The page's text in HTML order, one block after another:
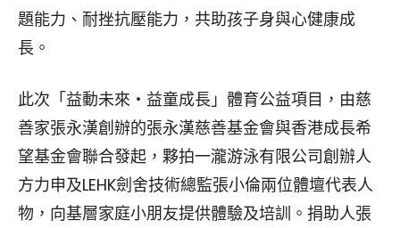
題能力、耐挫抗壓能力，共助孩子身與心健康成
長。
此次「益動未來‧益童成長」體育公益項目，由慈
善家張永漢創辦的張永漢慈善基金會與香港成長希
望基金會聯合發起，夥拍一瀧游泳有限公司創辦人
方力申及LEHK劍舍技術總監張小倫兩位體壇代表人
物，向基層家庭小朋友提供體驗及培訓。捐助人張